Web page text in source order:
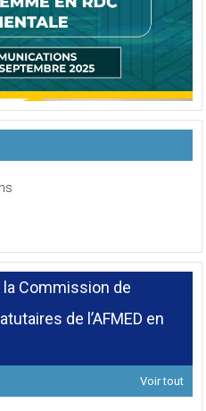
Commission de
de l’AFMED en
Voir tout